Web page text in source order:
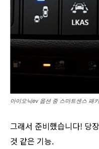
아이오닉ev 옵션 중 스마트센스 패
그래서 준비했습니다! 당
것 같은 기능.